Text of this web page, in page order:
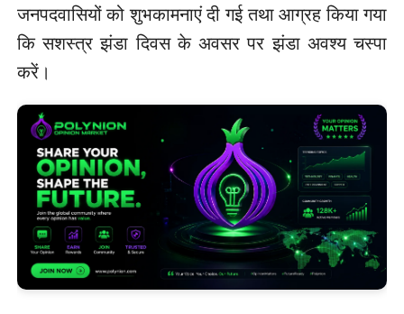
जनपदवासियों को शुभकामनाएं दी गई तथा आग्रह किया गया
कि सशस्त्र झंडा दिवस के अवसर पर झंडा अवश्य चस्पा
करें।